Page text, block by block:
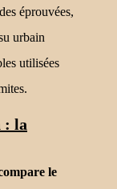
éprouvées,
urbain
utilisées
: la
le